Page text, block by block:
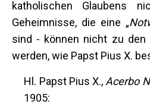
katholischen Glaubens
Geheimnisse, die eine „
sind - können nicht zu den
werden, wie Papst Pius X.
Hl. Papst Pius X.,Acerbo
1905: